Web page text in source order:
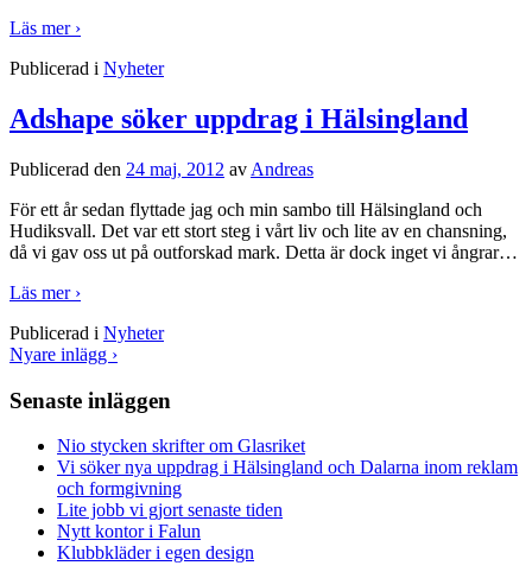
Läs mer ›
Publicerad i Nyheter
Adshape söker uppdrag i Hälsingland
Publicerad den 24 maj, 2012 av Andreas
För ett år sedan flyttade jag och min sambo till Hälsingland och
Hudiksvall. Det var ett stort steg i vårt liv och lite av en chansning,
då vi gav oss ut på outforskad mark. Detta är dock inget vi ångrar…
Läs mer ›
Publicerad i Nyheter
Nyare inlägg ›
Senaste inläggen
Nio stycken skrifter om Glasriket
Vi söker nya uppdrag i Hälsingland och Dalarna inom reklam
och formgivning
Lite jobb vi gjort senaste tiden
Nytt kontor i Falun
Klubbkläder i egen design